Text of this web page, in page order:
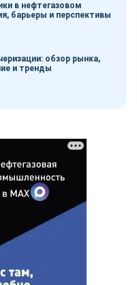
в нефтегазовом
барьеры и перспективы
обзор рынка,
и тренды